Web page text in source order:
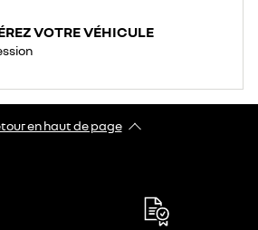
VOTRE VÉHICULE
en haut de page​